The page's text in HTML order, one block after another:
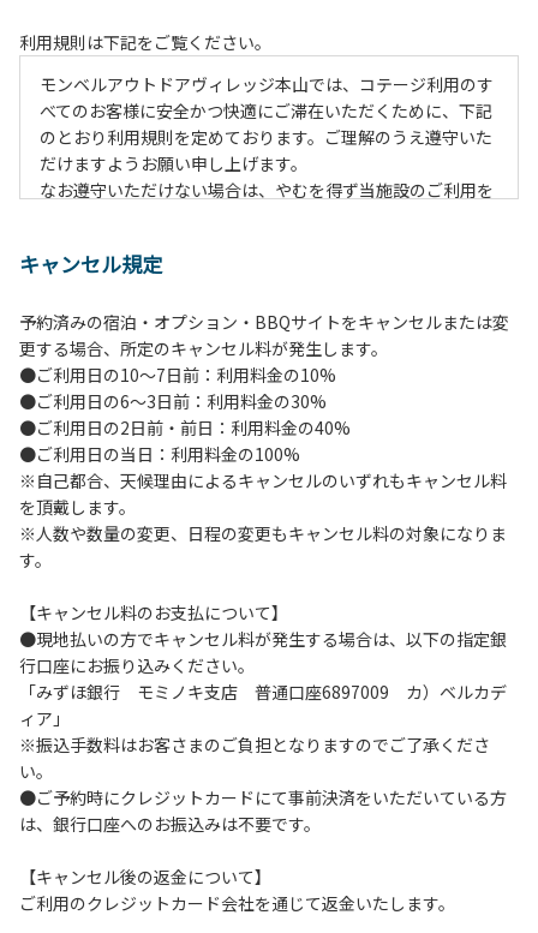
利用規則は下記をご覧ください。
モンベルアウトドアヴィレッジ本山では、コテージ利用のす
べてのお客様に安全かつ快適にご滞在いただくために、下記
のとおり利用規則を定めております。ご理解のうえ遵守いた
だけますようお願い申し上げます。
なお遵守いただけない場合は、やむを得ず当施設のご利用を
【施設全体に関する注意事項】
２.利用上のルールを遵守いただき、ご自身で事故防止に努め
てください。
３.受付時にお渡しする駐車プレートを駐車車輌のダッシュボ
ードの見やすい場所に置き、指定の場所へ駐車してくださ
い。
４.駐車中は必ずエンジンをお切りください。
５.ヴィレッジ場内を車で移動する場合は、徐行運転
（5km/h以下）を行ってください。
６.施設内は土足禁止です。
７.コテージ・団体宿泊棟内は禁煙です。喫煙は指定の場所で
８.ゴミは分別した上で、燃えるごみ以外は中身を洗い、チェ
ックアウト時はシンクに置いてください。
９.不可抗力以外の事由により建造物、家具、備品、その他の
物品を損傷、紛失、汚染させた場合には、相当額を弁償して
いただくことがあります。
１０.施設内（駐車場含む）での事故や盗難などにつきまして
は、一切の責任を負いかねます。
１１.夜間お車で外出される場合は、駐車場出入り口のバリケ
ードを手動で外してください。※バリケードは都度、元の位
１２.ヴィレッジ場内外灯の消灯時間は21時です。
キャンセル規定
予約済みの宿泊・オプション・BBQサイトをキャンセルまたは変
更する場合、所定のキャンセル料が発生します。
●ご利用日の10～7日前：利用料金の10%
●ご利用日の6～3日前：利用料金の30%
●ご利用日の2日前・前日：利用料金の40%
●ご利用日の当日：利用料金の100%
※自己都合、天候理由によるキャンセルのいずれもキャンセル料
を頂戴します。
※人数や数量の変更、日程の変更もキャンセル料の対象になりま
す。
【キャンセル料のお支払について】
●現地払いの方でキャンセル料が発生する場合は、以下の指定銀
行口座にお振り込みください。
「みずほ銀行 モミノキ支店 普通口座6897009 カ）ベルカデ
ィア」
※振込手数料はお客さまのご負担となりますのでご了承くださ
い。
●ご予約時にクレジットカードにて事前決済をいただいている方
は、銀行口座へのお振込みは不要です。
【キャンセル後の返金について】
ご利用のクレジットカード会社を通じて返金いたします。